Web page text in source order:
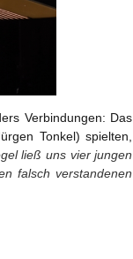
Verbindungen: Das
Tonkel) spielten,
ließ uns vier jungen
falsch verstandenen